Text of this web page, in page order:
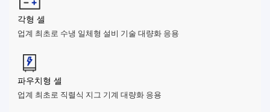
각형 셀
업계 최초로 수냉 일체형 설비 기술 대량화 응용
파우치형 셀
업계 최초로 직렬식 지그 기계 대량화 응용